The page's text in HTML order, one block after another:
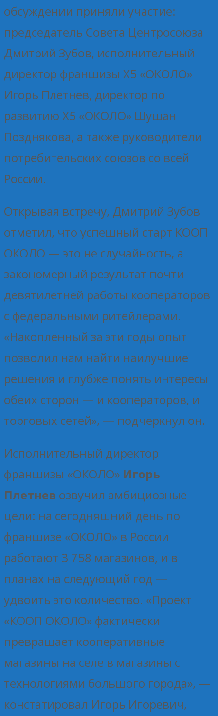
обсуждении приняли участие:
председатель Совета Центросоюза
Дмитрий Зубов, исполнительный
директор франшизы Х5 «ОКОЛО»
Игорь Плетнев, директор по
развитию Х5 «ОКОЛО» Шушан
Позднякова, а также руководители
потребительских союзов со всей
России.
Открывая встречу, Дмитрий Зубов
отметил, что успешный старт КООП
ОКОЛО — это не случайность, а
закономерный результат почти
девятилетней работы кооператоров
с федеральными ритейлерами.
«Накопленный за эти годы опыт
позволил нам найти наилучшие
решения и глубже понять интересы
обеих сторон — и кооператоров, и
торговых сетей», — подчеркнул он.
Исполнительный директор
франшизы «ОКОЛО» Игорь
Плетнев озвучил амбициозные
цели: на сегодняшний день по
франшизе «ОКОЛО» в России
работают 3 758 магазинов, и в
планах на следующий год —
удвоить это количество. «Проект
«КООП ОКОЛО» фактически
превращает кооперативные
магазины на селе в магазины с
технологиями большого города», —
констатировал Игорь Игоревич,